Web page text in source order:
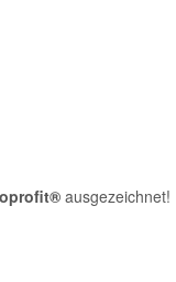
ausgezeichnet!